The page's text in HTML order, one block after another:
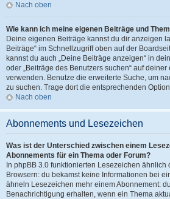
Nach oben
Wie kann ich meine eigenen Beiträge und
Deine eigenen Beiträge kannst du dir anzeigen
Beiträge“ im Schnellzugriff oben auf der
kannst du auch „Deine Beiträge anzeigen“ in
oder „Beiträge des Benutzers suchen“ auf
verwenden. Benutze die erweiterte Suche, um
zu suchen. Trage dort die entsprechenden
Nach oben
Abonnements und Lesezeichen
Was ist der Unterschied zwischen einem
Abonnements für ein Thema oder Forum?
In phpBB 3.0 funktionierten Lesezeichen
Browsern: du bekamst keine Informationen bei
ähneln Lesezeichen mehr einem Abonnement:
Benachrichtigung erhalten, wenn ein Thema